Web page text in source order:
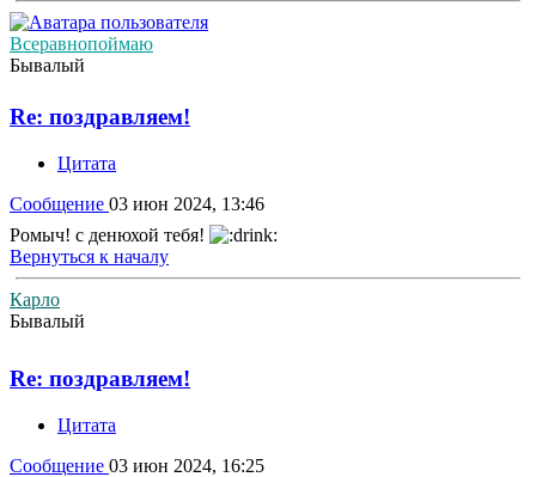
Всеравнопоймаю
Бывалый
Re: поздравляем!
Цитата
Сообщение 03 июн 2024, 13:46
Ромыч! с денюхой тебя!
Вернуться к началу
Карло
Бывалый
Re: поздравляем!
Цитата
Сообщение 03 июн 2024, 16:25